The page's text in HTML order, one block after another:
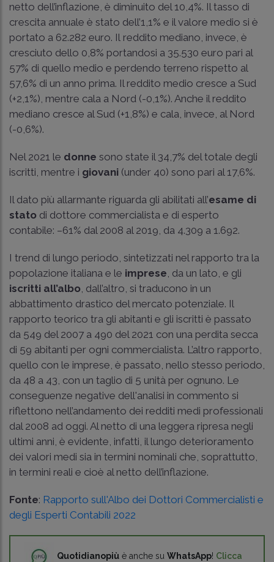
netto dell’inflazione, è diminuito del 10,4%. Il tasso di
crescita annuale è stato dell’1,1% e il valore medio si è
portato a 62.282 euro. Il reddito mediano, invece, è
cresciuto dello 0,8% portandosi a 35.530 euro pari al
57% di quello medio e perdendo terreno rispetto al
57,6% di un anno prima. Il reddito medio cresce a Sud
(+2,1%), mentre cala a Nord (-0,1%). Anche il reddito
mediano cresce al Sud (+1,8%) e cala, invece, al Nord
(-0,6%).
Nel 2021 le donne sono state il 34,7% del totale degli
iscritti, mentre i giovani (under 40) sono pari al 17,6%.
Il dato più allarmante riguarda gli abilitati all’esame di
stato di dottore commercialista e di esperto
contabile: –61% dal 2008 al 2019, da 4.309 a 1.692.
I trend di lungo periodo, sintetizzati nel rapporto tra la
popolazione italiana e le imprese, da un lato, e gli
iscritti all’albo, dall’altro, si traducono in un
abbattimento drastico del mercato potenziale. Il
rapporto teorico tra gli abitanti e gli iscritti è passato
da 549 del 2007 a 490 del 2021 con una perdita secca
di 59 abitanti per ogni commercialista. L’altro rapporto,
quello con le imprese, è passato, nello stesso periodo,
da 48 a 43, con un taglio di 5 unità per ognuno. Le
conseguenze negative dell'analisi in commento si
riflettono nell’andamento dei redditi medi professionali
dal 2008 ad oggi. Al netto di una leggera ripresa negli
ultimi anni, è evidente, infatti, il lungo deterioramento
dei valori medi sia in termini nominali che, soprattutto,
in termini reali e cioè al netto dell’inflazione.
Fonte: Rapporto sull'Albo dei Dottori Commercialisti e
degli Esperti Contabili 2022
Quotidianopiù è anche su WhatsApp! Clicca